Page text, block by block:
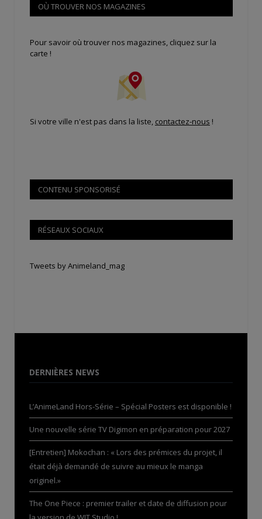
OÙ TROUVER NOS MAGAZINES
Pour savoir où trouver nos magazines, cliquez sur la
carte !
Si votre ville n'est pas dans la liste, contactez-nous !
CONTENU SPONSORISÉ
RÉSEAUX SOCIAUX
Tweets by Animeland_mag
DERNIÈRES NEWS
L’AnimeLand Hors-Série – Spécial Posters est disponible !
Une nouvelle série TV Digimon en préparation pour 2027
[Entretien] Mokochan : « Lors des prémices du projet, il
était déjà demandé de suivre au mieux le manga
originel.»
The One Piece : premier trailer et date de diffusion pour